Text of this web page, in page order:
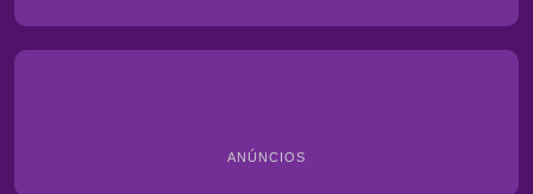
ANÚNCIOS